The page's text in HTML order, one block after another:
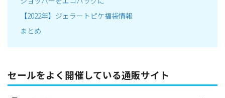
【2022年】ジェラートピケ福袋情報
まとめ
セールをよく開催している通販サイト